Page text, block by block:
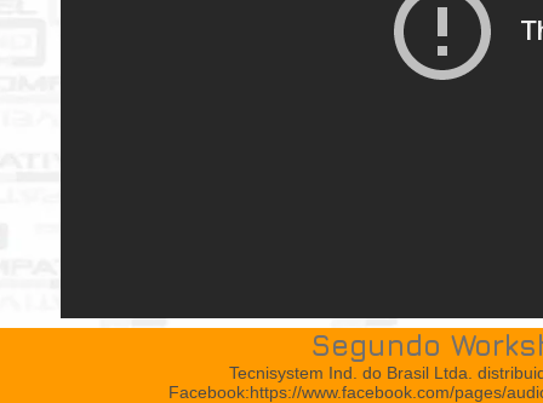
Segundo
Tecnisystem Ind. do Brasil Ltda.
Facebook:https://www.facebook.com/pages/